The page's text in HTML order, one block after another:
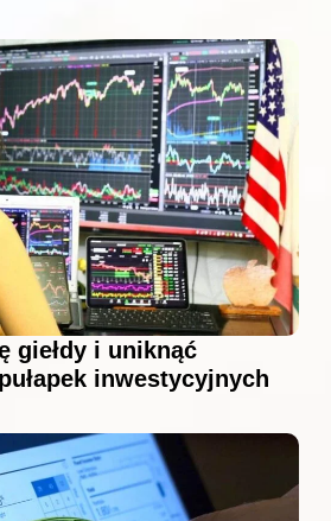
giełdy i uniknąć
inwestycyjnych